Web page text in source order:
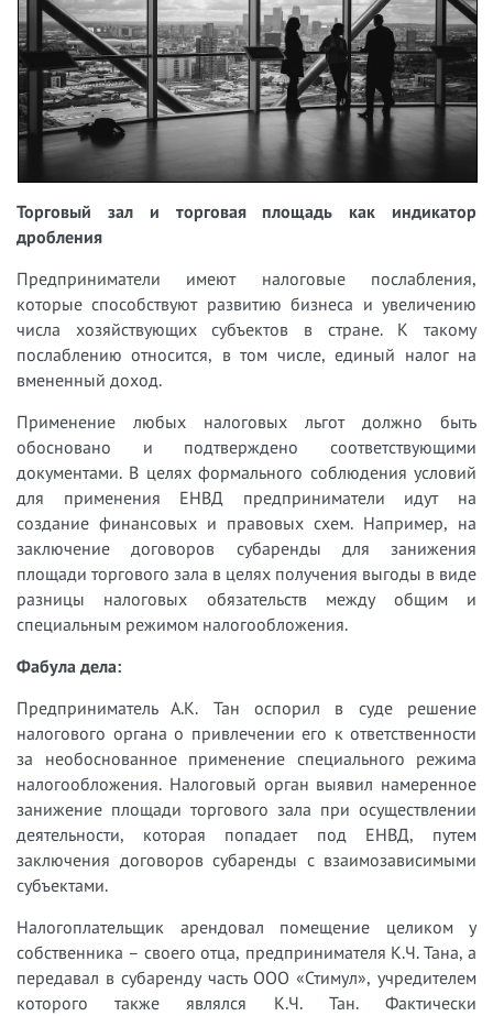
Торговый зал и торговая площадь как индикатор
дробления
Предприниматели имеют налоговые послабления,
которые способствуют развитию бизнеса и увеличению
числа хозяйствующих субъектов в стране. К такому
послаблению относится, в том числе, единый налог на
вмененный доход.
Применение любых налоговых льгот должно быть
обосновано и подтверждено соответствующими
документами. В целях формального соблюдения условий
для применения ЕНВД предприниматели идут на
создание финансовых и правовых схем. Например, на
заключение договоров субаренды для занижения
площади торгового зала в целях получения выгоды в виде
разницы налоговых обязательств между общим и
специальным режимом налогообложения.
Фабула дела:
Предприниматель А.К. Тан оспорил в суде решение
налогового органа о привлечении его к ответственности
за необоснованное применение специального режима
налогообложения. Налоговый орган выявил намеренное
занижение площади торгового зала при осуществлении
деятельности, которая попадает под ЕНВД, путем
заключения договоров субаренды с взаимозависимыми
субъектами.
Налогоплательщик арендовал помещение целиком у
собственника – своего отца, предпринимателя К.Ч. Тана, а
передавал в субаренду часть ООО «Стимул», учредителем
которого также являлся К.Ч. Тан. Фактически